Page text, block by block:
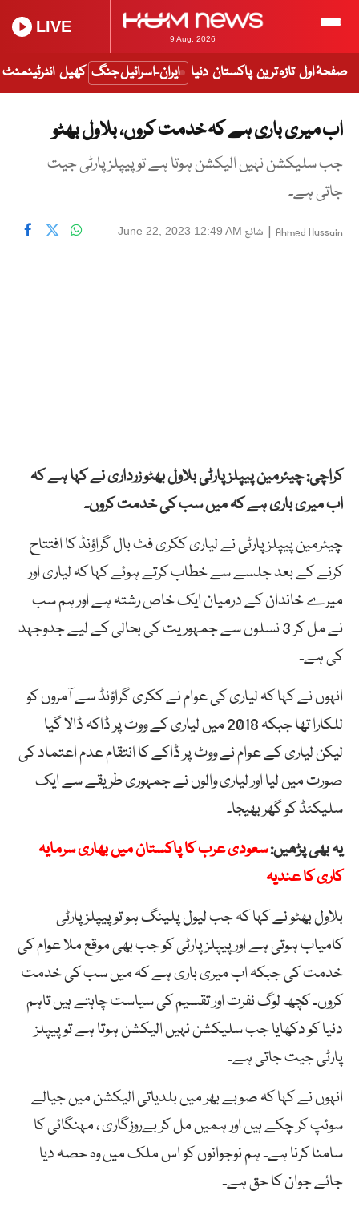
9 Aug, 2026
LIVE
صفحۂ اول تازہ ترین پاکستان دنیا ایران-اسرائیل جنگ کھیل انٹرٹینمنٹ
اب میری باری ہے کہ خدمت کروں، بلاول بھٹو
جب سلیکشن نہیں الیکشن ہوتا ہے تو پیپلز پارٹی جیت
جاتی ہے۔
Ahmed Hussain
| شائع June 22, 2023 12:49 AM
کراچی: چیئرمین پیپلز پارٹی بلاول بھٹو زرداری نے کہا ہے کہ
اب میری باری ہے کہ میں سب کی خدمت کروں۔
چیئرمین پیپلز پارٹی نے لیاری ککری فٹ بال گراؤنڈ کا افتتاح
کرنے کے بعد جلسے سے خطاب کرتے ہوئے کہا کہ لیاری اور
میرے خاندان کے درمیان ایک خاص رشتہ ہے اور ہم سب
نے مل کر 3 نسلوں سے جمہوریت کی بحالی کے لیے جدوجہد
کی ہے۔
انہوں نے کہا کہ لیاری کی عوام نے ککری گراؤنڈ سے آمروں کو
للکارا تھا جبکہ 2018 میں لیاری کے ووٹ پر ڈاکہ ڈالا گیا
لیکن لیاری کے عوام نے ووٹ پر ڈاکے کا انتقام عدم اعتماد کی
صورت میں لیا اور لیاری والوں نے جمہوری طریقے سے ایک
سلیکٹڈ کو گھر بھیجا۔
یہ بھی پڑھیں:سعودی عرب کا پاکستان میں بھاری سرمایہ
کاری کا عندیہ
بلاول بھٹو نے کہا کہ جب لیول پلینگ ہو تو پیپلز پارٹی
کامیاب ہوتی ہے اور پیپلز پارٹی کو جب بھی موقع ملا عوام کی
خدمت کی جبکہ اب میری باری ہے کہ میں سب کی خدمت
کروں۔ کچھ لوگ نفرت اور تقسیم کی سیاست چاہتے ہیں تاہم
دنیا کو دکھایا جب سلیکشن نہیں الیکشن ہوتا ہے تو پیپلز
پارٹی جیت جاتی ہے۔
انہوں نے کہا کہ صوبے بھر میں بلدیاتی الیکشن میں جیالے
سوئپ کر چکے ہیں اور ہمیں مل کر بےروزگاری ، مہنگائی کا
سامنا کرنا ہے۔ ہم نوجوانوں کو اس ملک میں وہ حصہ دیا
جائے جوان کا حق ہے۔